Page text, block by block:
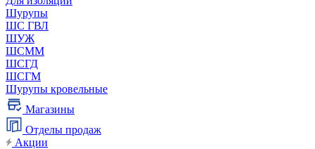
Шурупы
ШС ГВЛ
ШУЖ
ШСММ
ШСГД
ШСГМ
Шурупы кровельные
Магазины
Отделы продаж
Акции